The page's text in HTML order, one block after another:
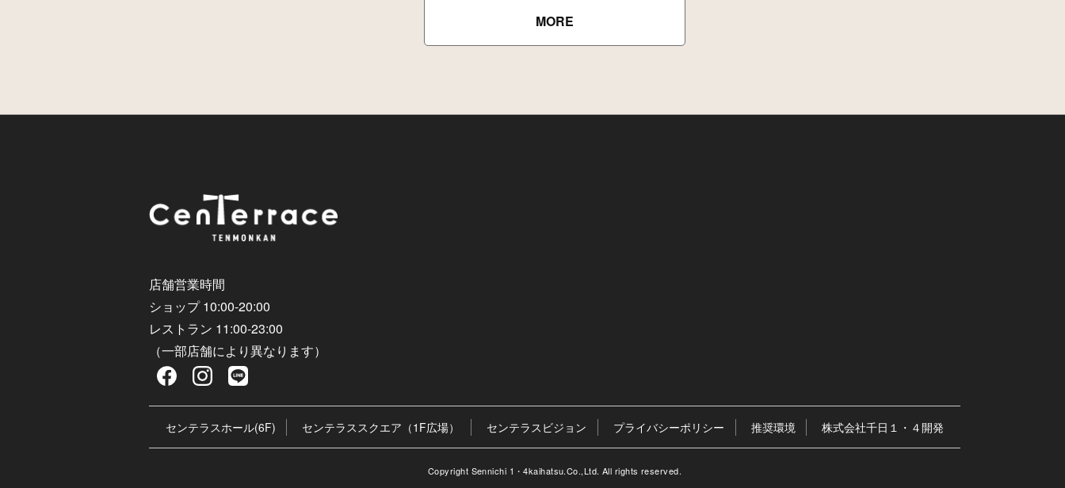
MORE
店舗営業時間
ショップ 10:00-20:00
レストラン 11:00-23:00
（一部店舗により異なります）
センテラスホール(6F) センテラススクエア（1F広場） センテラスビジョン プライバシーポリシー 推奨環境 株式会社千日１・４開発
Copyright Sennichi 1・4kaihatsu.Co.,Ltd. All rights reserved.